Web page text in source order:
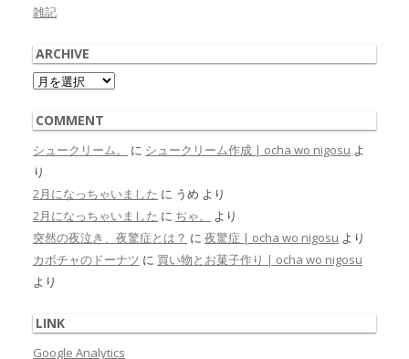
雑記
ARCHIVE
Archive
COMMENT
シュークリーム。 に シュークリーム作成 | ocha wo nigosu よ
り
2月になっちゃいました に うめ より
2月になっちゃいました に ぢゃ。
より
突然の夜泣き、夜驚症とは？ に 夜驚症 | ocha wo nigosu より
カボチャのドーナツ に 買い物とお菓子作り | ocha wo nigosu
より
LINK
Google Analytics